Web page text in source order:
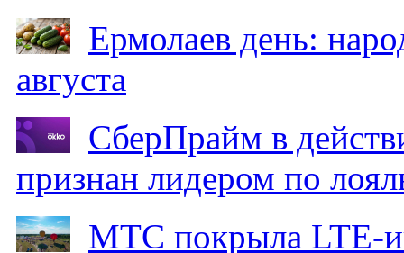
Ермолаев день:
августа
СберПрайм в
признан лидером по
МТС покрыла LTE-